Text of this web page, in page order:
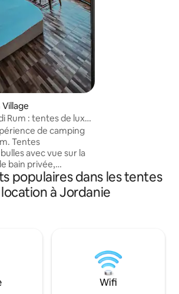
Village
Rum : tentes de luxe
de camping
Tentes
avec vue sur la
bain privée,
déjeuner et séance
des excursions
d'aventure sur
ou bulles
salle de bain
petit déjeuner et
excursions en Jeep et
populaires dans les tentes
à Jordanie
Wifi